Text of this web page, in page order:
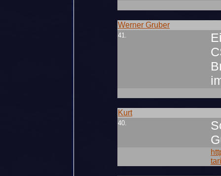
Werner Gruber
41.
Kurt
40.